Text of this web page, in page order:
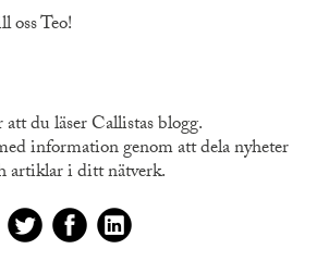
oss Teo!
du läser Callistas blogg.
information genom att dela nyheter
artiklar i ditt nätverk.